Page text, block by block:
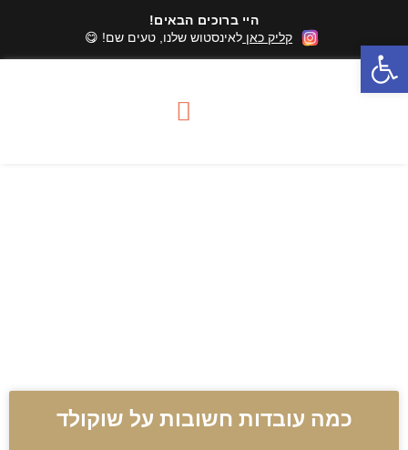
היי ברוכים הבאים!
קליק כאן לאינסטוש שלנו, טעים שם! 😋
כמה עובדות חשובות על שוקולד
פתח סרגל נגישות